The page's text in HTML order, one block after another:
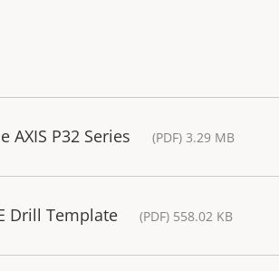
AXIS P32 Series (PDF) 3.29 MB
Drill Template (PDF) 558.02 KB